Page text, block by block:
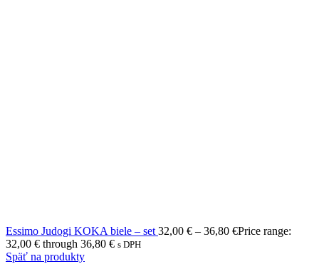
Essimo Judogi KOKA biele – set 32,00 € – 36,80 €Price range:
32,00 € through 36,80 € s DPH
Späť na produkty